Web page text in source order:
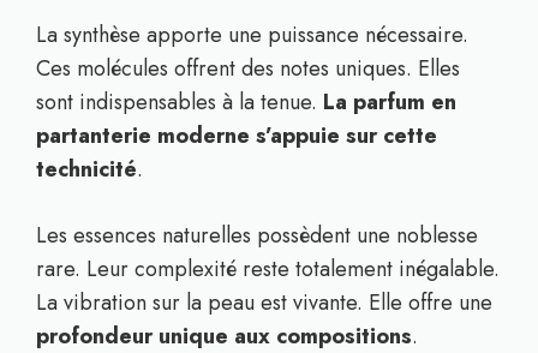
La synthèse apporte une puissance nécessaire.
Ces molécules offrent des notes uniques. Elles
sont indispensables à la tenue. La parfum en
partanterie moderne s’appuie sur cette
technicité.
Les essences naturelles possèdent une noblesse
rare. Leur complexité reste totalement inégalable.
La vibration sur la peau est vivante. Elle offre une
profondeur unique aux compositions.